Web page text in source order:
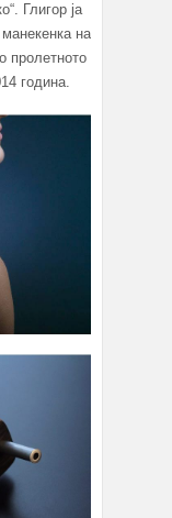
Глигор ја
манекенка на
пролетното
година.